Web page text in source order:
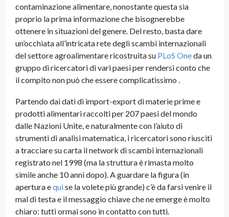
contaminazione alimentare, nonostante questa sia
proprio la prima informazione che bisognerebbe
ottenere in situazioni del genere. Del resto, basta dare
un’occhiata all’intricata rete degli scambi internazionali
del settore agroalimentare ricostruita su PLoS Oneda un
gruppo di ricercatori di vari paesi per rendersi conto che
il compito non può che essere complicatissimo .
Partendo dai dati di import-export di materie prime e
prodotti alimentari raccolti per 207 paesi del mondo
dalle Nazioni Unite, e naturalmente con l’aiuto di
strumenti di analisi matematica, i ricercatori sono riusciti
a tracciare su carta il network di scambi internazionali
registrato nel 1998 (ma la struttura è rimasta molto
simile anche 10 anni dopo). A guardare la figura (in
apertura equise la volete più grande) c’è da farsi venire il
mal di testa e il messaggio chiave che ne emerge è molto
chiaro: tutti ormai sono in contatto con tutti.